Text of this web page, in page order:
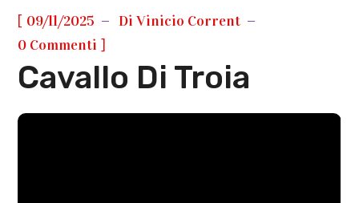
[ 09/11/2025 DiVinicio Corrent
0 Commenti ]
Cavallo Di Troia